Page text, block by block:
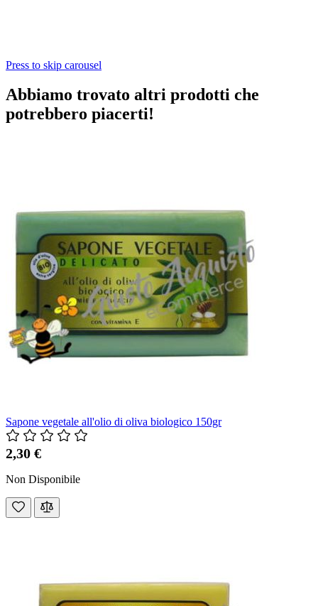
Press to skip carousel
Abbiamo trovato altri prodotti che
potrebbero piacerti!
Sapone vegetale all'olio di oliva biologico 150gr
2,30 €
Non Disponibile